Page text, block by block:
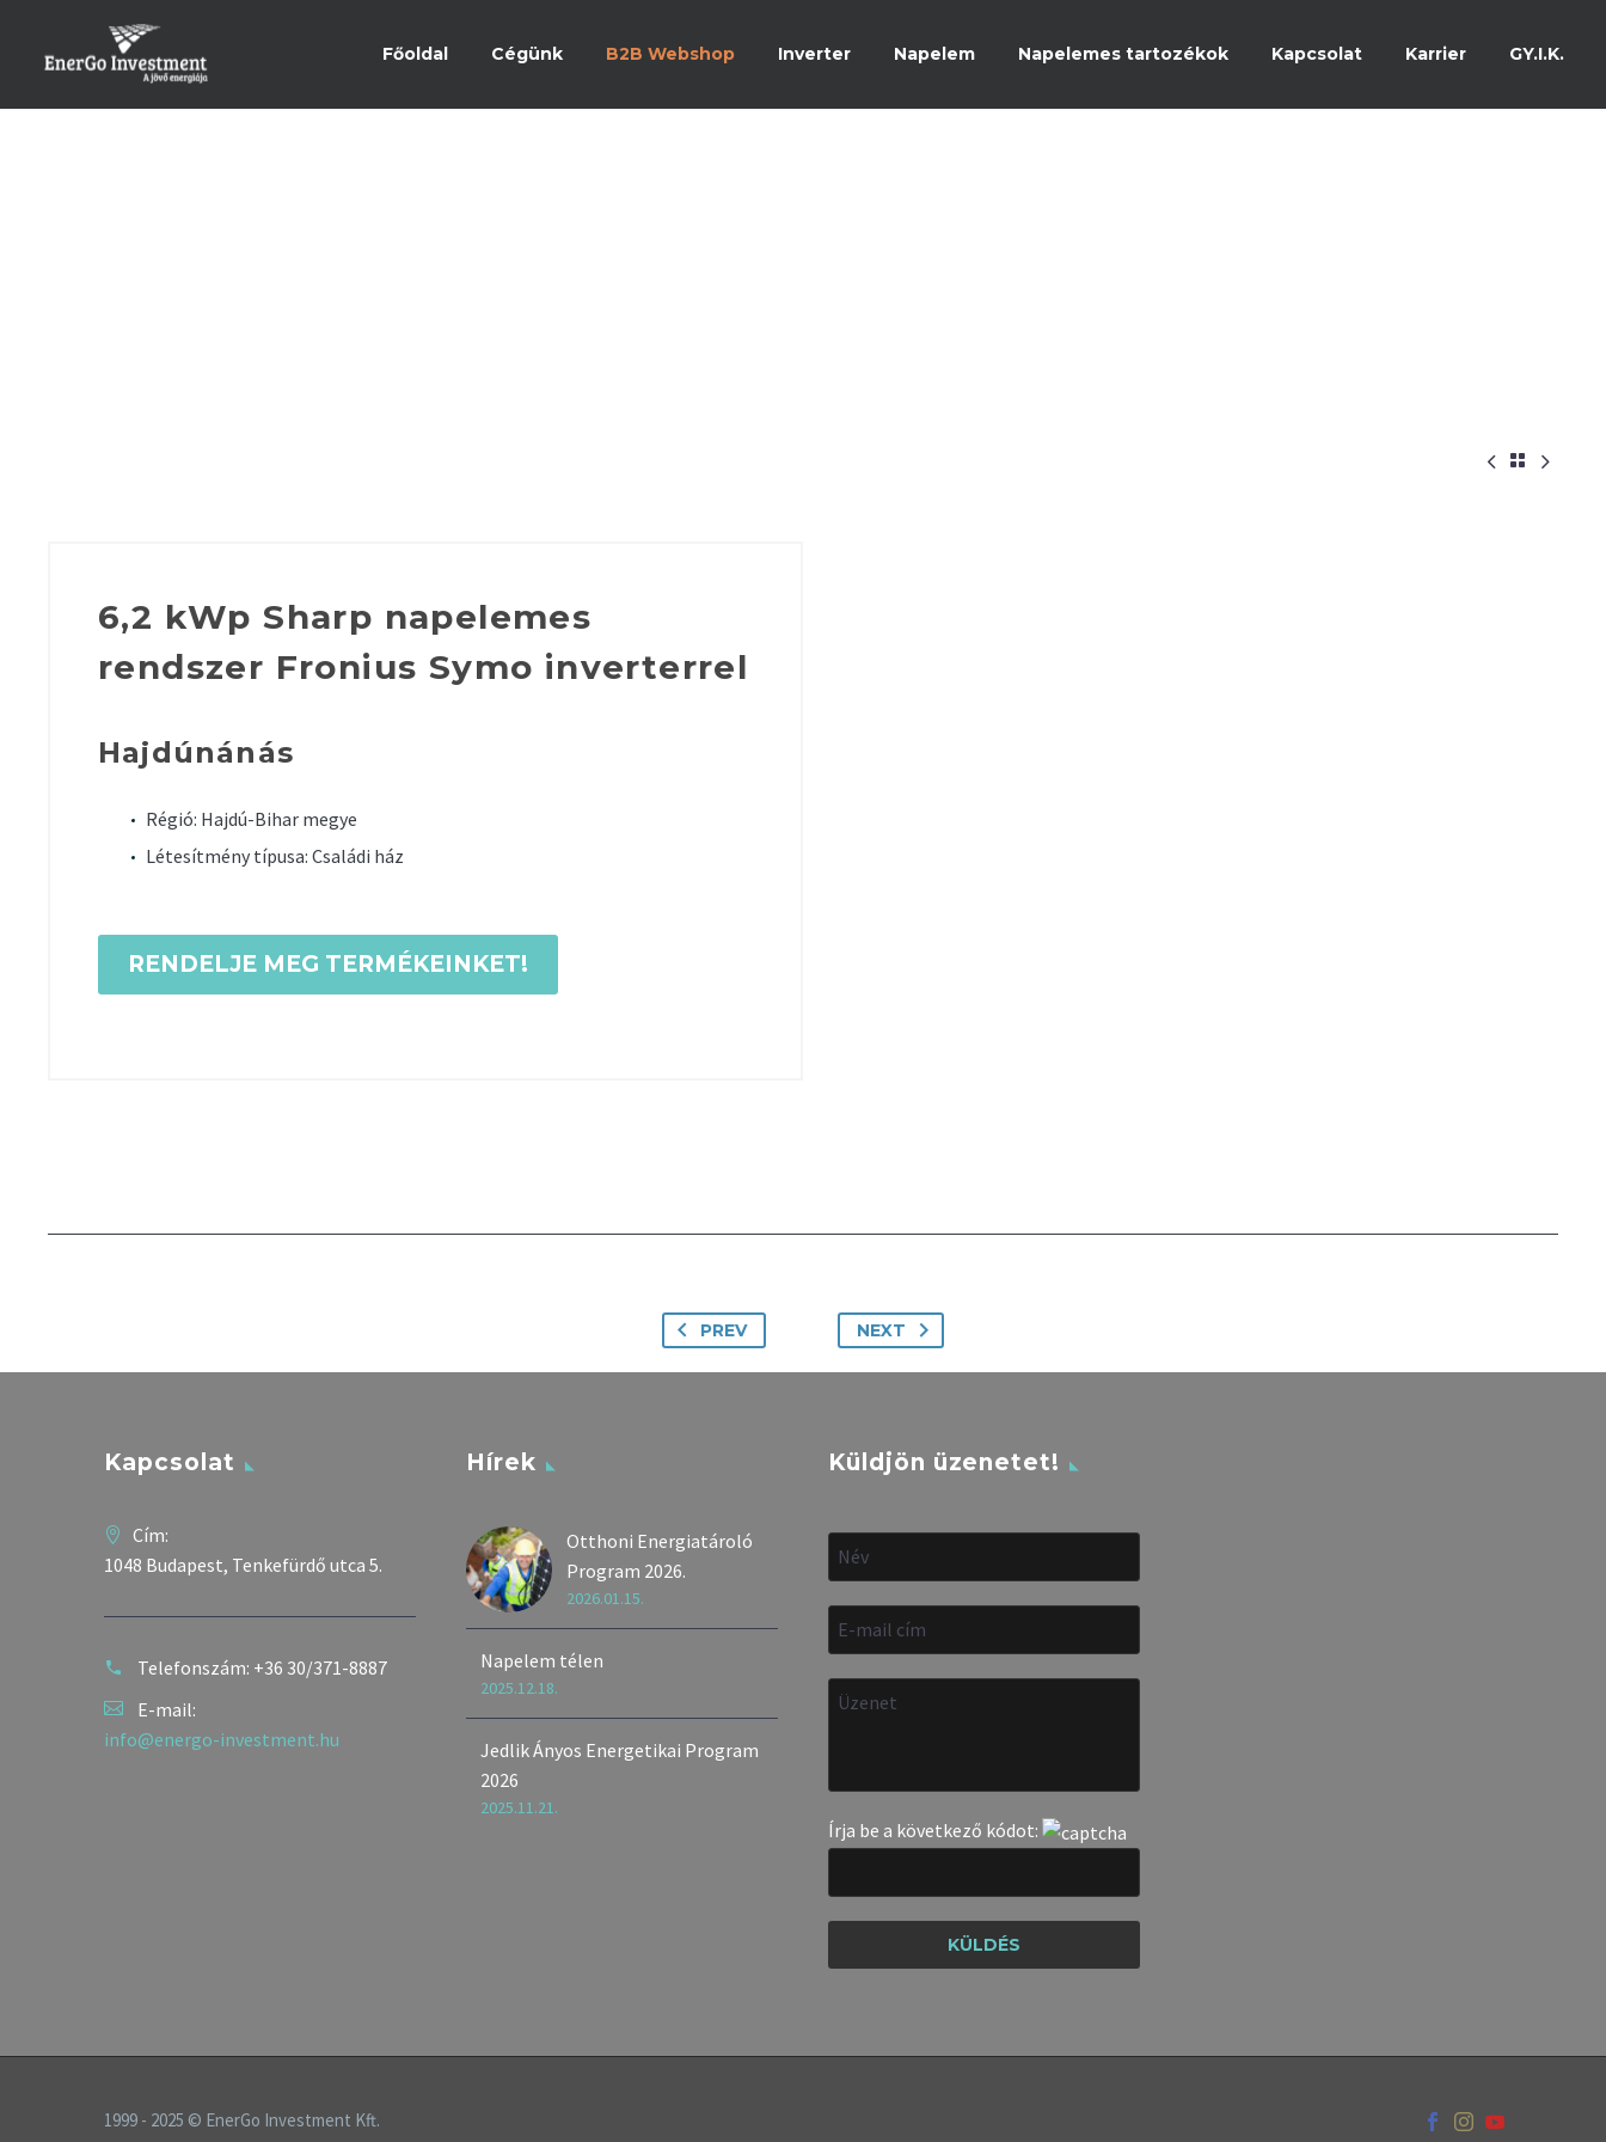
Főoldal Cégünk B2B Webshop Inverter Napelem Napelemes tartozékok Kapcsolat Karrier GY.I.K.
  
6,2 kWp Sharp napelemes
rendszer Fronius Symo inverterrel
Hajdúnánás
Régió: Hajdú-Bihar megye
Létesítmény típusa: Családi ház
RENDELJE MEG TERMÉKEINKET!
PREV NEXT
Kapcsolat
Cím:
1048 Budapest, Tenkefürdő utca 5.
Telefonszám: +36 30/371-8887
E-mail:
info@energo-investment.hu
Hírek
Otthoni Energiatároló
Program 2026.
2026.01.15.
Napelem télen
2025.12.18.
Jedlik Ányos Energetikai Program
2026
2025.11.21.
Küldjön üzenetet!
Írja be a következő kódot:
1999 - 2025 © EnerGo Investment Kft.